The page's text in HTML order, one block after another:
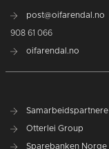
post@oifarendal.no
908 61 066
oifarendal.no
Samarbeidspartnere
Otterlei Group
Sparebanken Norge